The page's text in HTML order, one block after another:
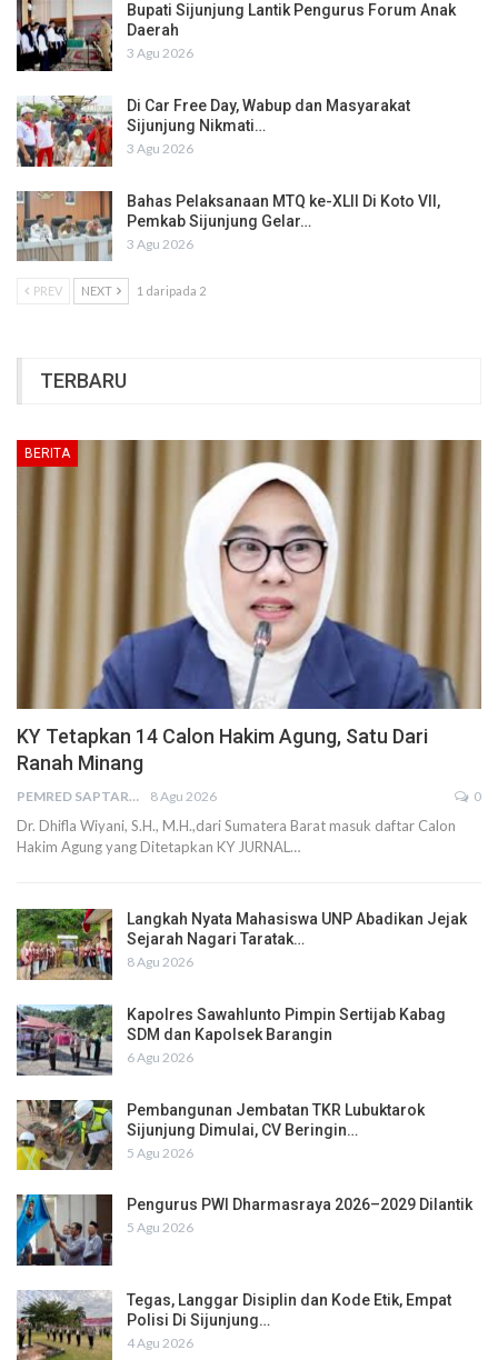
Bupati Sijunjung Lantik Pengurus Forum Anak
Daerah
3 Agu 2026
Di Car Free Day, Wabup dan Masyarakat
Sijunjung Nikmati…
3 Agu 2026
Bahas Pelaksanaan MTQ ke-XLII Di Koto VII,
Pemkab Sijunjung Gelar…
3 Agu 2026
PREV NEXT 1 daripada 2
TERBARU
BERITA
KY Tetapkan 14 Calon Hakim Agung, Satu Dari
Ranah Minang
PEMRED SAPTARIUS 8 Agu 2026 0
Dr. Dhifla Wiyani, S.H., M.H.,dari Sumatera Barat masuk daftar Calon
Hakim Agung yang Ditetapkan KY JURNAL…
Langkah Nyata Mahasiswa UNP Abadikan Jejak
Sejarah Nagari Taratak…
8 Agu 2026
Kapolres Sawahlunto Pimpin Sertijab Kabag
SDM dan Kapolsek Barangin
6 Agu 2026
Pembangunan Jembatan TKR Lubuktarok
Sijunjung Dimulai, CV Beringin…
5 Agu 2026
Pengurus PWI Dharmasraya 2026–2029 Dilantik
5 Agu 2026
Tegas, Langgar Disiplin dan Kode Etik, Empat
Polisi Di Sijunjung…
4 Agu 2026